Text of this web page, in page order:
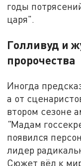
годы
царя".
Голливуд и
пророчества
Иногда
а от
втором сезоне
"Мадам
появился
лидер
Сюжет вёл к